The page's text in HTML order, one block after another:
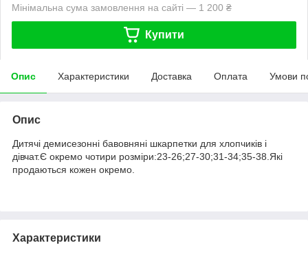
Мінімальна сума замовлення на сайті — 1 200 ₴
Купити
Опис Характеристики Доставка Оплата Умови
Опис
Дитячі демисезонні бавовняні шкарпетки для хлопчиків і
дівчат.Є окремо чотири розміри:23-26;27-30;31-34;35-38.Які
продаються кожен окремо.
Характеристики